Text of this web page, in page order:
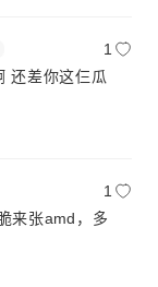
1
1
来张amd，多